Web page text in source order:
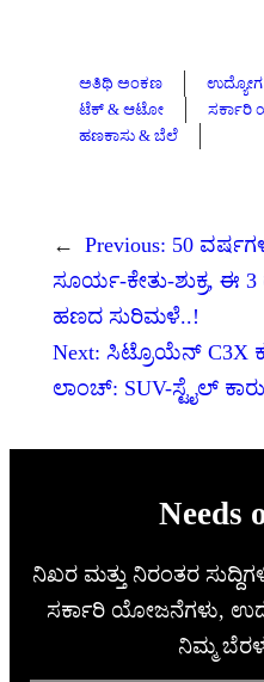
ಅತಿಥಿ ಅಂಕಣ ಉದ್ಯೋಗ
ಟೆಕ್ & ಆಟೋ
ಸರ್ಕಾರಿ
ಹಣಕಾಸು & ಬೆಲೆ
← Previous: 50
ಸೂರ್ಯ-ಕೇತು-ಶುಕ್ರ, ಈ
ಹಣದ ಸುರಿಮಳೆ..!
Next: ಸಿಟ್ರೊಯೆನ್ C3X
ಲಾಂಚ್: SUV-ಸ್ಟೈಲ್
Needs
ನಿಖರ ಮತ್ತು ನಿರಂತರ
ಸರ್ಕಾರಿ ಯೋಜನೆಗಳು,
ನಿಮ್ಮ